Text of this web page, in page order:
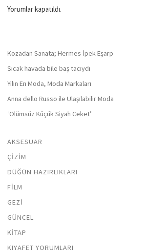
Yorumlar kapatıldı.
Kozadan Sanata; Hermes İpek Eşarp
Sıcak havada bile baş tacıydı
Yılın En Moda, Moda Markaları
Anna dello Russo ile Ulaşılabilir Moda
‘Ölümsüz Küçük Siyah Ceket’
AKSESUAR
ÇIZIM
DÜĞÜN HAZIRLIKLARI
FILM
GEZI
GÜNCEL
KITAP
KIYAFET YORUMLARI